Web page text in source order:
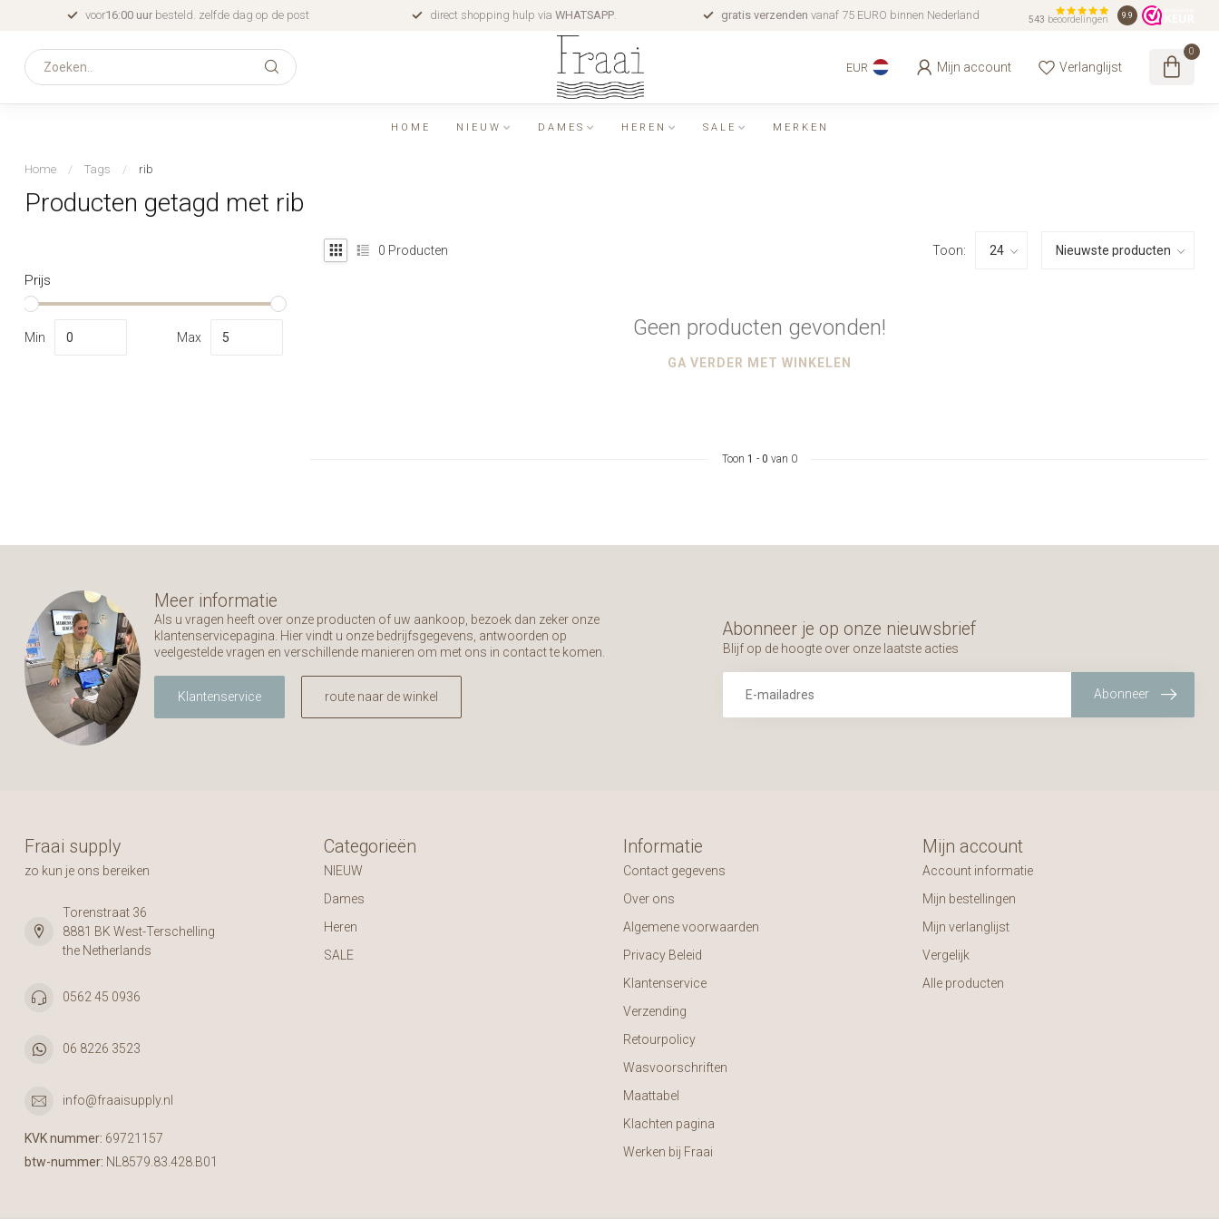
voor16:00 uur besteld. zelfde dag op de post direct shopping hulp via WHATSAPP. gratis verzenden vanaf 75 EURO binnen Nederland 543 beoordelingen 9.9
EUR Mijn account Verlanglijst
0
HOME NIEUW DAMES HEREN SALE MERKEN
Home / Tags / rib
Producten getagd met rib
Prijs
Min Max
0 Producten Toon:
Geen producten gevonden!
GA VERDER MET WINKELEN
Toon 1 - 0 van 0
Meer informatie
Als u vragen heeft over onze producten of uw aankoop, bezoek dan zeker onze
klantenservicepagina. Hier vindt u onze bedrijfsgegevens, antwoorden op
veelgestelde vragen en verschillende manieren om met ons in contact te komen.
Klantenservice route naar de winkel
Abonneer je op onze nieuwsbrief
Blijf op de hoogte over onze laatste acties
Abonneer
Fraai supply
zo kun je ons bereiken
Torenstraat 36
8881 BK West-Terschelling
the Netherlands
0562 45 0936
06 8226 3523
info@fraaisupply.nl
KVK nummer: 69721157
btw-nummer: NL8579.83.428.B01
Categorieën
NIEUW
Dames
Heren
SALE
Informatie
Contact gegevens
Over ons
Algemene voorwaarden
Privacy Beleid
Klantenservice
Verzending
Retourpolicy
Wasvoorschriften
Maattabel
Klachten pagina
Werken bij Fraai
Mijn account
Account informatie
Mijn bestellingen
Mijn verlanglijst
Vergelijk
Alle producten